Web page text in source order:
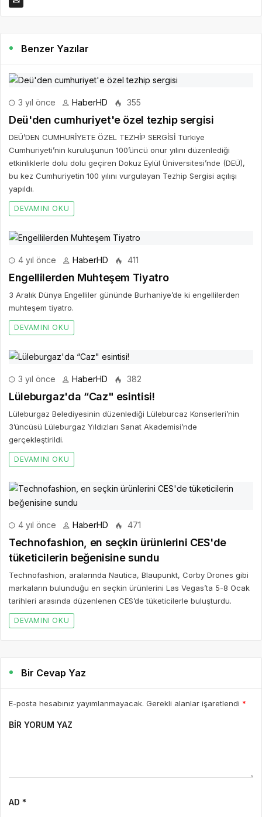
Benzer Yazılar
3 yıl önce HaberHD 355
Deü'den cumhuriyet'e özel tezhip sergisi
DEÜ’DEN CUMHURİYETE ÖZEL TEZHİP SERGİSİ Türkiye
Cumhuriyeti’nin kuruluşunun 100’üncü onur yılını düzenlediği
etkinliklerle dolu dolu geçiren Dokuz Eylül Üniversitesi’nde (DEÜ),
bu kez Cumhuriyetin 100 yılını vurgulayan Tezhip Sergisi açılışı
yapıldı.
DEVAMINI OKU
4 yıl önce HaberHD 411
Engellilerden Muhteşem Tiyatro
3 Aralık Dünya Engelliler gününde Burhaniye’de ki engellilerden
muhteşem tiyatro.
DEVAMINI OKU
3 yıl önce HaberHD 382
Lüleburgaz'da “Caz" esintisi!
Lüleburgaz Belediyesinin düzenlediği Lüleburcaz Konserleri’nin
3’üncüsü Lüleburgaz Yıldızları Sanat Akademisi’nde
gerçekleştirildi.
DEVAMINI OKU
4 yıl önce HaberHD 471
Technofashion, en seçkin ürünlerini CES'de
tüketicilerin beğenisine sundu
Technofashion, aralarında Nautica, Blaupunkt, Corby Drones gibi
markaların bulunduğu en seçkin ürünlerini Las Vegas’ta 5-8 Ocak
tarihleri arasında düzenlenen CES’de tüketicilerle buluşturdu.
DEVAMINI OKU
Bir Cevap Yaz
E-posta hesabınız yayımlanmayacak. Gerekli alanlar işaretlendi *
BIR YORUM YAZ
AD *